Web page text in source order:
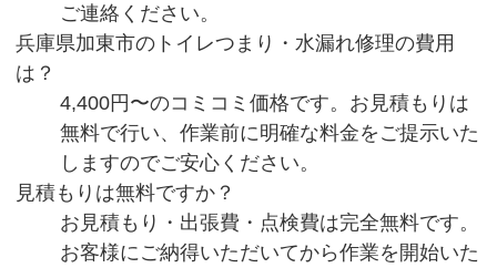
ご連絡ください。
兵庫県加東市のトイレつまり・水漏れ修理の費用
は？
4,400円〜のコミコミ価格です。お見積もりは
無料で行い、作業前に明確な料金をご提示いた
しますのでご安心ください。
見積もりは無料ですか？
お見積もり・出張費・点検費は完全無料です。
お客様にご納得いただいてから作業を開始いた